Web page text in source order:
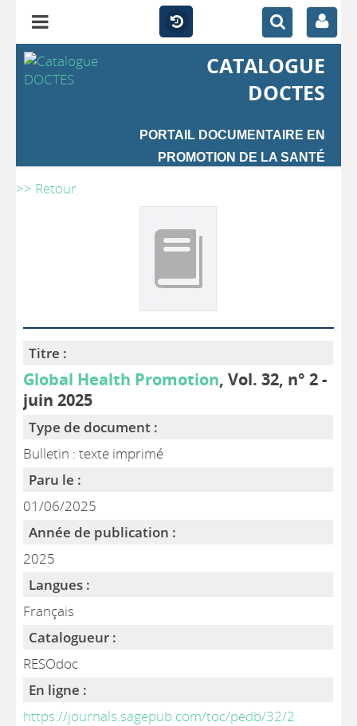
CATALOGUE
DOCTES
PORTAIL DOCUMENTAIRE EN
PROMOTION DE LA SANTÉ
>> Retour
Titre :
Global Health Promotion, Vol. 32, n° 2 -
juin 2025
Type de document :
Bulletin : texte imprimé
Paru le :
01/06/2025
Année de publication :
2025
Langues :
Français
Catalogueur :
RESOdoc
En ligne :
https://journals.sagepub.com/toc/pedb/32/2